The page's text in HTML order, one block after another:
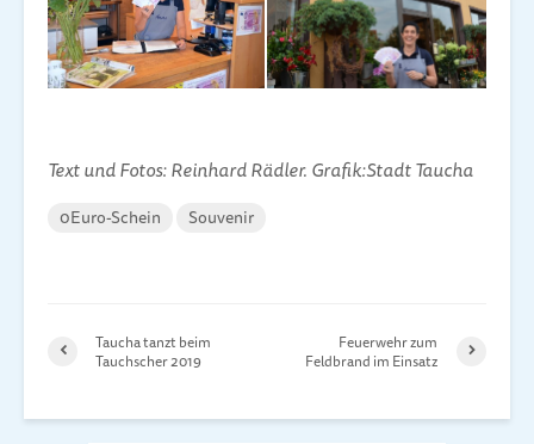
Text und Fotos: Reinhard Rädler. Grafik:Stadt Taucha
0Euro-Schein Souvenir
Taucha tanzt beim
Tauchscher 2019
Feuerwehr zum
Feldbrand im Einsatz